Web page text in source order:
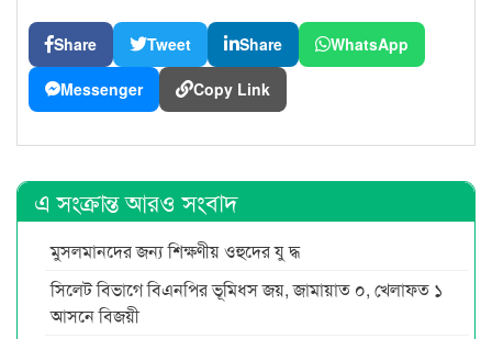
Share Tweet Share WhatsApp
Messenger Copy Link
এ সংক্রান্ত আরও সংবাদ
মুসলমানদের জন্য শিক্ষণীয় ওহুদের যু দ্ধ
সিলেট বিভাগে বিএনপির ভূমিধস জয়, জামায়াত ০, খেলাফত ১
আসনে বিজয়ী